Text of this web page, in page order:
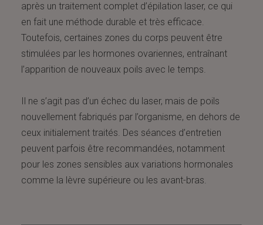
après un traitement complet d’épilation laser, ce qui
en fait une méthode durable et très efficace.
Toutefois, certaines zones du corps peuvent être
stimulées par les hormones ovariennes, entraînant
l’apparition de nouveaux poils avec le temps.
Il ne s’agit pas d’un échec du laser, mais de poils
nouvellement fabriqués par l’organisme, en dehors de
ceux initialement traités. Des séances d’entretien
peuvent parfois être recommandées, notamment
pour les zones sensibles aux variations hormonales
comme la lèvre supérieure ou les avant-bras.